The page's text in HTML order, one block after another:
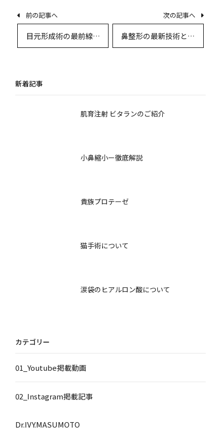
前の記事へ
目元形成術の最前線：
外部リスク事例と安全
次の記事へ
鼻整形の最新技術とリ
スク管理：専門医が語
新着記事
肌育注射 ビタランのご紹介
小鼻縮小ー徹底解説
貴族プロテーゼ
猫手術について
涙袋のヒアルロン酸について
カテゴリー
01_Youtube掲載動画
02_Instagram掲載記事
Dr.IVY.MASUMOTO